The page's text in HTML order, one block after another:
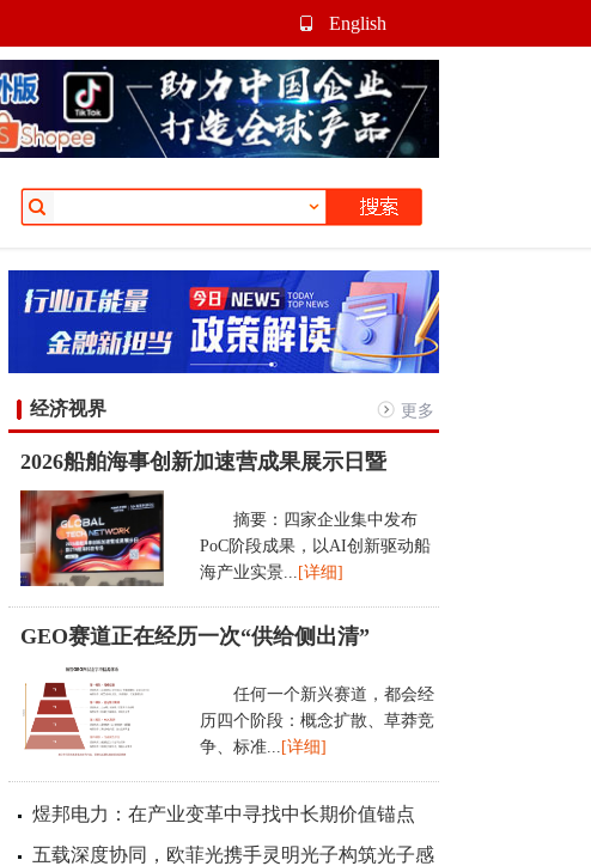
English
经济视界 更多
2026船舶海事创新加速营成果展示日暨
摘要：四家企业集中发布
PoC阶段成果，以AI创新驱动船
海产业实景... [详细]
GEO赛道正在经历一次“供给侧出清”
任何一个新兴赛道，都会经
历四个阶段：概念扩散、草莽竞
争、标准... [详细]
煜邦电力：在产业变革中寻找中长期价值锚点
五载深度协同，欧菲光携手灵明光子构筑光子感